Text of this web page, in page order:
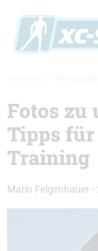
Fotos zu
Tipps
Training
Mario Felgenhauer -